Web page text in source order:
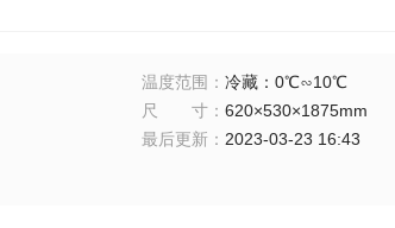
温度范围 ：冷藏：0℃∽10℃
尺寸 ：620×530×1875mm
最后更新 ： 2023-03-23 16:43